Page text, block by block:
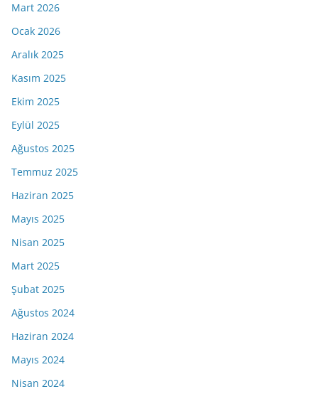
Mart 2026
Ocak 2026
Aralık 2025
Kasım 2025
Ekim 2025
Eylül 2025
Ağustos 2025
Temmuz 2025
Haziran 2025
Mayıs 2025
Nisan 2025
Mart 2025
Şubat 2025
Ağustos 2024
Haziran 2024
Mayıs 2024
Nisan 2024